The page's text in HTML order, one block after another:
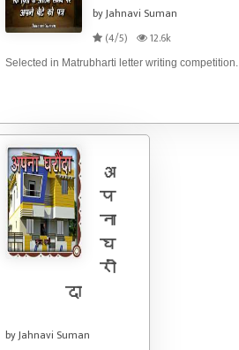
by Jahnavi Suman
(4/5)
12.6k
Selected in Matrubharti letter writing competition.
अ
प
ना
घ
रों
दा
by Jahnavi Suman